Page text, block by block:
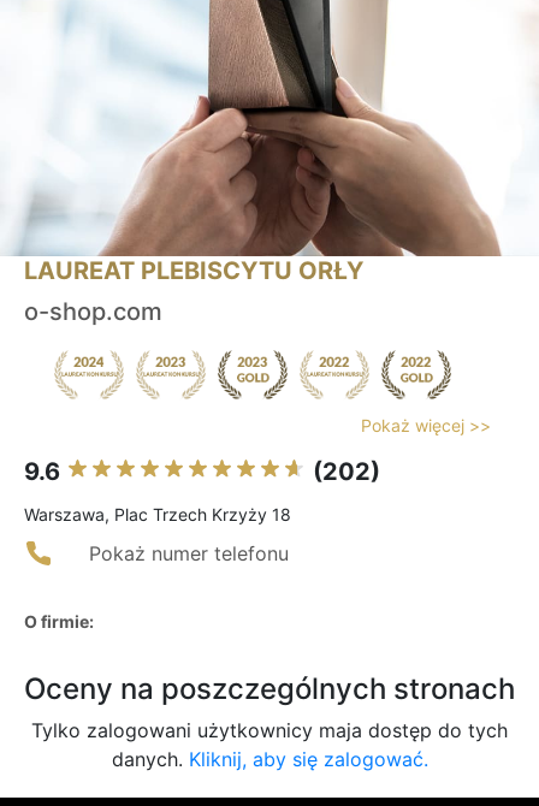
LAUREAT PLEBISCYTU ORŁY
o-shop.com
Pokaż więcej >>
9.6 (202)
Warszawa, Plac Trzech Krzyży 18
Pokaż numer telefonu
O firmie:
Oceny na poszczególnych stronach
Tylko zalogowani użytkownicy maja dostęp do tych
danych. Kliknij, aby się zalogować.